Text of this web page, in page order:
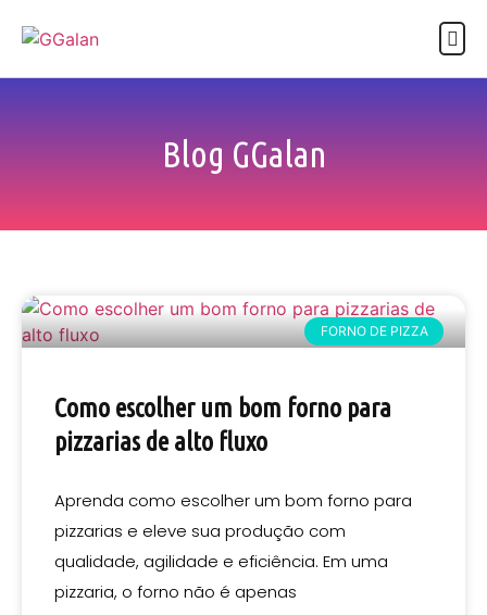
Blog GGalan
FORNO DE PIZZA
Como escolher um bom forno para
pizzarias de alto fluxo
Aprenda como escolher um bom forno para
pizzarias e eleve sua produção com
qualidade, agilidade e eficiência. Em uma
pizzaria, o forno não é apenas